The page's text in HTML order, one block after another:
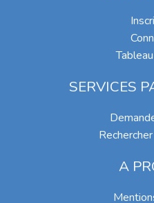
SERVICES
A